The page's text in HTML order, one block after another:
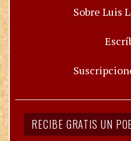
Sobre Luis
RECIBE GRATIS UN